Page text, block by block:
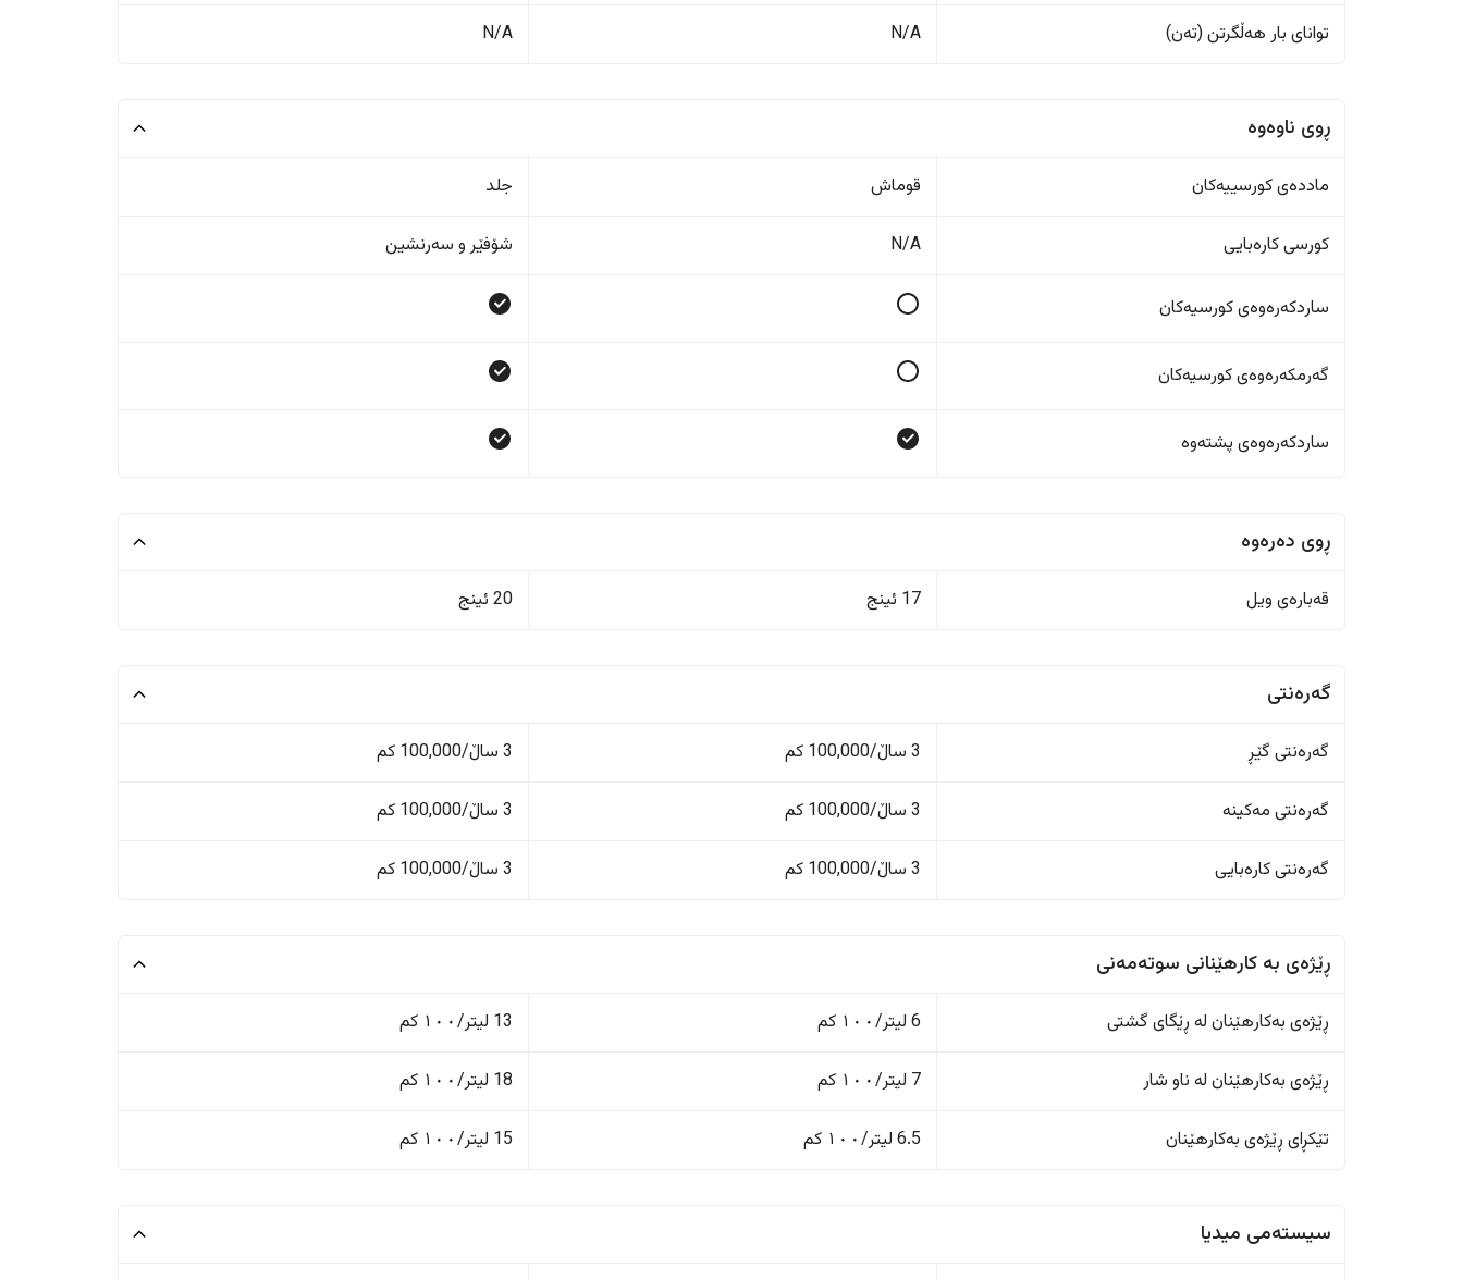
تواناى بار هەڵگرتن (تەن) N/A
N/A
ڕوی ناوەوە
ماددەی کورسییەکان قوماش جلد
کورسی کارەبایی N/A شۆفێر و سەرنشین
ساردکەرەوەی کورسیەکان
گەرمکەرەوەی کورسیەکان
ساردکەرەوەی پشتەوە
ڕوی دەرەوە
قەبارەی ویل 17 ئینج 20 ئینج
گەرەنتی
گەرەنتی گێڕ 3 ساڵ/100,000 کم 3 ساڵ/100,000 کم
گەرەنتی مەکینە 3 ساڵ/100,000 کم 3 ساڵ/100,000 کم
گەرەنتی کارەبایی 3 ساڵ/100,000 کم 3 ساڵ/100,000 کم
ڕێژەى به کارهێنانی سوتەمەنی
ڕێژەى بەکارهێنان له ڕێگای گشتی 6 لیتر/١٠٠ کم 13 لیتر/١٠٠ کم
ڕێژەى بەکارهێنان له ناو شار 7 لیتر/١٠٠ کم 18 لیتر/١٠٠ کم
تێکڕای ڕێژەى بەکارهێنان 6.5 لیتر/١٠٠ کم 15 لیتر/١٠٠ کم
سیستەمی میدیا